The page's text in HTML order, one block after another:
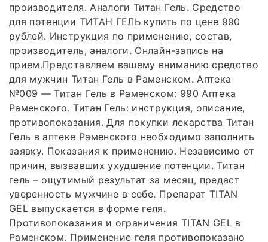
производителя. Аналоги Титан Гель. Средство
для потенции ТИТАН ГЕЛЬ купить по цене 990
рублей. Инструкция по применению, состав,
производитель, аналоги. Онлайн-запись на
прием.Представляем вашему вниманию средство
для мужчин Титан Гель в Раменском. Аптека
№009 — Титан Гель в Раменском: 990 Аптека
Раменского. Титан Гель: инструкция, описание,
противопоказания. Для покупки лекарства Титан
Гель в аптеке Раменского необходимо заполнить
заявку. Показания к применению. Независимо от
причин, вызвавших ухудшение потенции. Титан
гель – ощутимый результат за месяц, предаст
уверенность мужчине в себе. Препарат TITAN
GEL выпускается в форме геля.
Противопоказания и ограничения TITAN GEL в
Раменском. Применение геля противопоказано